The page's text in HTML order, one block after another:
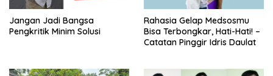
Jangan Jadi Bangsa
Pengkritik Minim Solusi
Rahasia Gelap Medsosmu
Bisa Terbongkar, Hati-Hati! –
Catatan Pinggir Idris Daulat